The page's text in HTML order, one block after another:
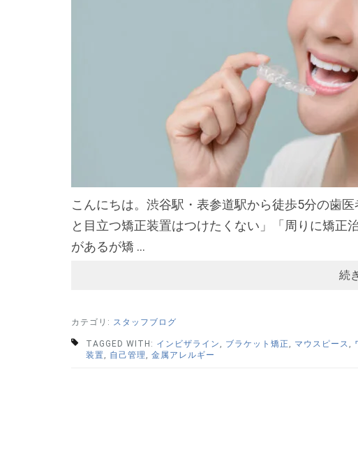
こんにちは。渋谷駅・表参道駅から徒歩5分の歯
と目立つ矯正装置はつけたくない」「周りに矯正
があるが矯 …
続
カテゴリ: スタッフブログ
TAGGED WITH: インビザライン ブラケット矯正 マウスピース
装置
自己管理 金属アレルギー